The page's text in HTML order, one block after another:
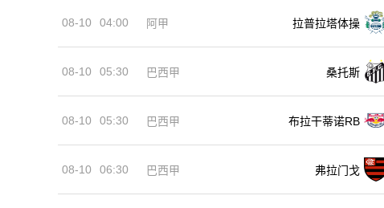
08-10 04:00 阿甲 拉普拉塔体操
08-10 05:30 巴西甲 桑托斯
08-10 05:30 巴西甲 布拉干蒂诺RB
08-10 06:30 巴西甲 弗拉门戈